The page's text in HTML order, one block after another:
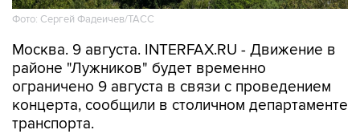
Фото: Сергей Фадеичев/ТАСС
Москва. 9 августа. INTERFAX.RU - Движение в
районе "Лужников" будет временно
ограничено 9 августа в связи с проведением
концерта, сообщили в столичном департаменте
транспорта.